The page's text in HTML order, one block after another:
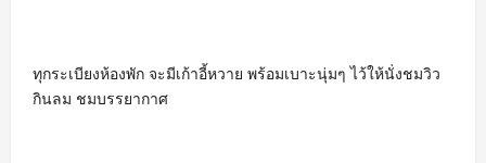
ทุกระเบียงห้องพัก จะมีเก้าอี้หวาย พร้อมเบาะนุ่มๆ ไว้ให้นั่งชมวิว
กินลม ชมบรรยากาศ